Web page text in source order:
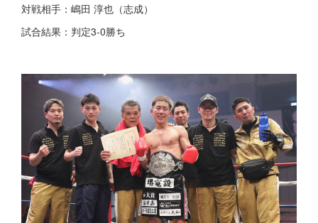
対戦相手：嶋田 淳也（志成）
試合結果：判定3-0勝ち